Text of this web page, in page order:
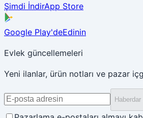
Şimdi İndirApp Store
Google Play'deEdinin
Evlek güncellemeleri
Yeni ilanlar, ürün notları ve pazar
Haberdar